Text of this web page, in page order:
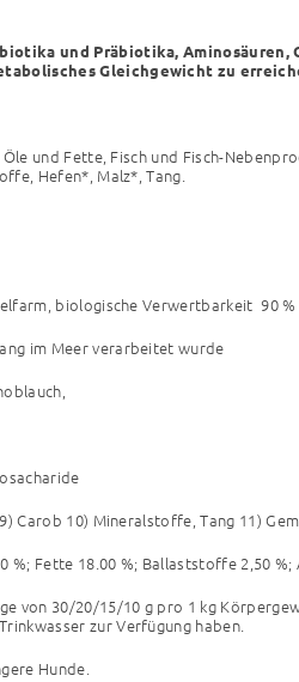
und Präbiotika, Aminosäuren,
Gleichgewicht zu
und Fette, Fisch und Fisch-
Hefen*, Malz*, Tang.
biologische Verwertbarkeit 90 %
im Meer verarbeitet wurde
Carob 10) Mineralstoffe, Tang 11)
%; Fette 18.00 %; Ballaststoffe 2,50 %;
von 30/20/15/10 g pro 1 kg
zur Verfügung haben.
Hunde.